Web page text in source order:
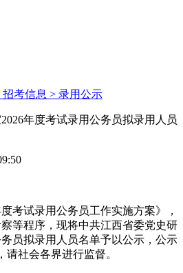
招考信息 > 录用公示
年度考试录用公务员拟录用人员
试录用公务员工作实施方案》，
等程序，现将中共江西省委党史研
员拟录用人员名单予以公示，公示
请社会各界进行监督。